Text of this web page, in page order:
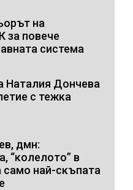
на
за повече
система
Наталия Дончева
с тежка
дмн:
“колелото” в
само най-скъпата